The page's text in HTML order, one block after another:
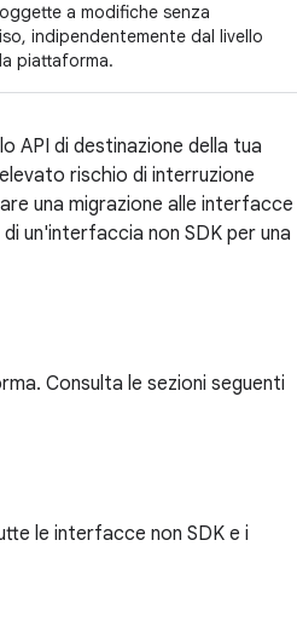
a modifiche senza
indipendentemente dal livello
piattaforma.
API di destinazione della tua
rischio di interruzione
una migrazione alle interfacce
un'interfaccia non SDK per una
Consulta le sezioni seguenti
le interfacce non SDK e i